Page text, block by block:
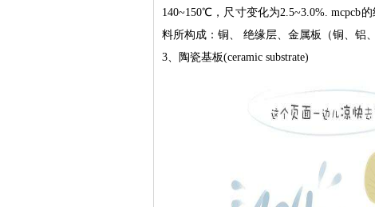
140~150℃，尺寸变化为2.5~3.0%. mcpcb
料所构成：铜、 绝缘层、金属板（铜、铝
3、陶瓷基板(ceramic substrate)